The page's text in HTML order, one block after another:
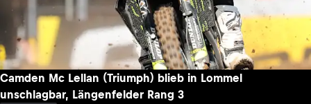
Camden Mc Lellan (Triumph) blieb in Lommel
unschlagbar, Längenfelder Rang 3